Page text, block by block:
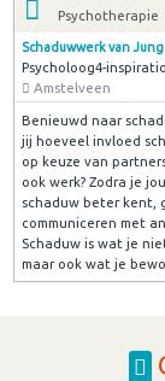
Psychotherapie
Schaduwwerk van Jung
Psycholoog4-
Amstelveen
Benieuwd naar
jij hoeveel invloed
op keuze van
ook werk? Zodra je
schaduw beter kent,
communiceren met
Schaduw is wat je
maar ook wat je